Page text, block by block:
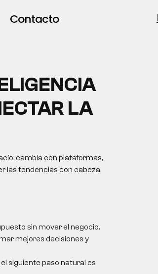
Contacto
LA
cambia con plataformas,
las tendencias con cabeza
sin mover el negocio.
mejores decisiones y
siguiente paso natural es